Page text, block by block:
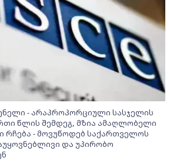
- არაპროპორციული სასჯელის
წლის შემდეგ, მზია ამაღლობელი
რჩება - მოვუწოდებ საქართველოს
და უპირობო